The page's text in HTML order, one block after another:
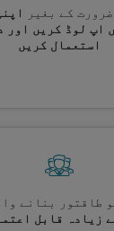
کے بغیر
اپ لوڈ کریں اور
استعمال کریں
طاقتور بنانے
زیادہ قابل